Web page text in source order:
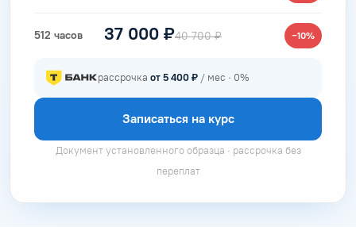
512 часов 37 000 ₽40 700 ₽ −10%
рассрочка от 5 400 ₽ / мес · 0%
Записаться на курс
Документ установленного образца · рассрочка без
переплат